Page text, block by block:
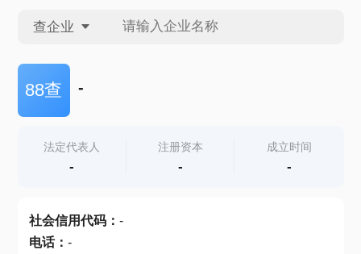
查企业
查企业
查产地
88查 -
法定代表人
-
注册资本
-
成立时间
-
社会信用代码： -
电话： -